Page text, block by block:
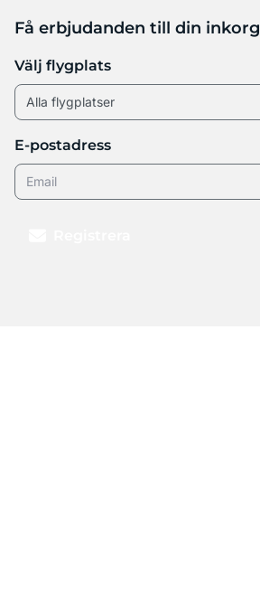
Få erbjudanden till din inkorg
Välj flygplats
E-postadress